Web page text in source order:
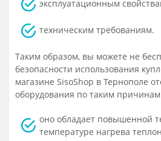
эксплуатационным
техническим требованиям.
Таким образом, вы можете не
безопасности использования
магазине SisoShop в Тернополе
оборудования по таким
оно обладает повышенной
температуре нагрева